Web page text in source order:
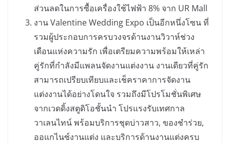
ส่วนลดในการซื้อเครื่องใช้ไฟฟ้า 8% จาก UR Mall
งาน Valentine Wedding Expo เป็นอีกหนึ่งโซน ที่
รวมผู้ประกอบการครบวงจรด้านงานวิวาห์ช่วง
เดือนแห่งความรัก เพื่อเตรียมความพร้อมให้เหล่า
คู่รักที่กำลังมีแพลนจัดงานแต่งงาน งานเดียวที่คู่รัก
สามารถเปรียบเทียบและเช็คราคาการจัดงาน
แต่งงานได้อย่างโดนใจ รวมถึงมีโปรโมชั่นพิเศษ
จากเวดดิ้งสตูดิโอชั้นนำ โปรแรงรับเทศกาล
วาเลนไทน์ พร้อมบริการชุดบ่าวสาว, ของชำร่วย,
ออแกไนซ์งานแต่ง และบริการด้านงานแต่งครบ